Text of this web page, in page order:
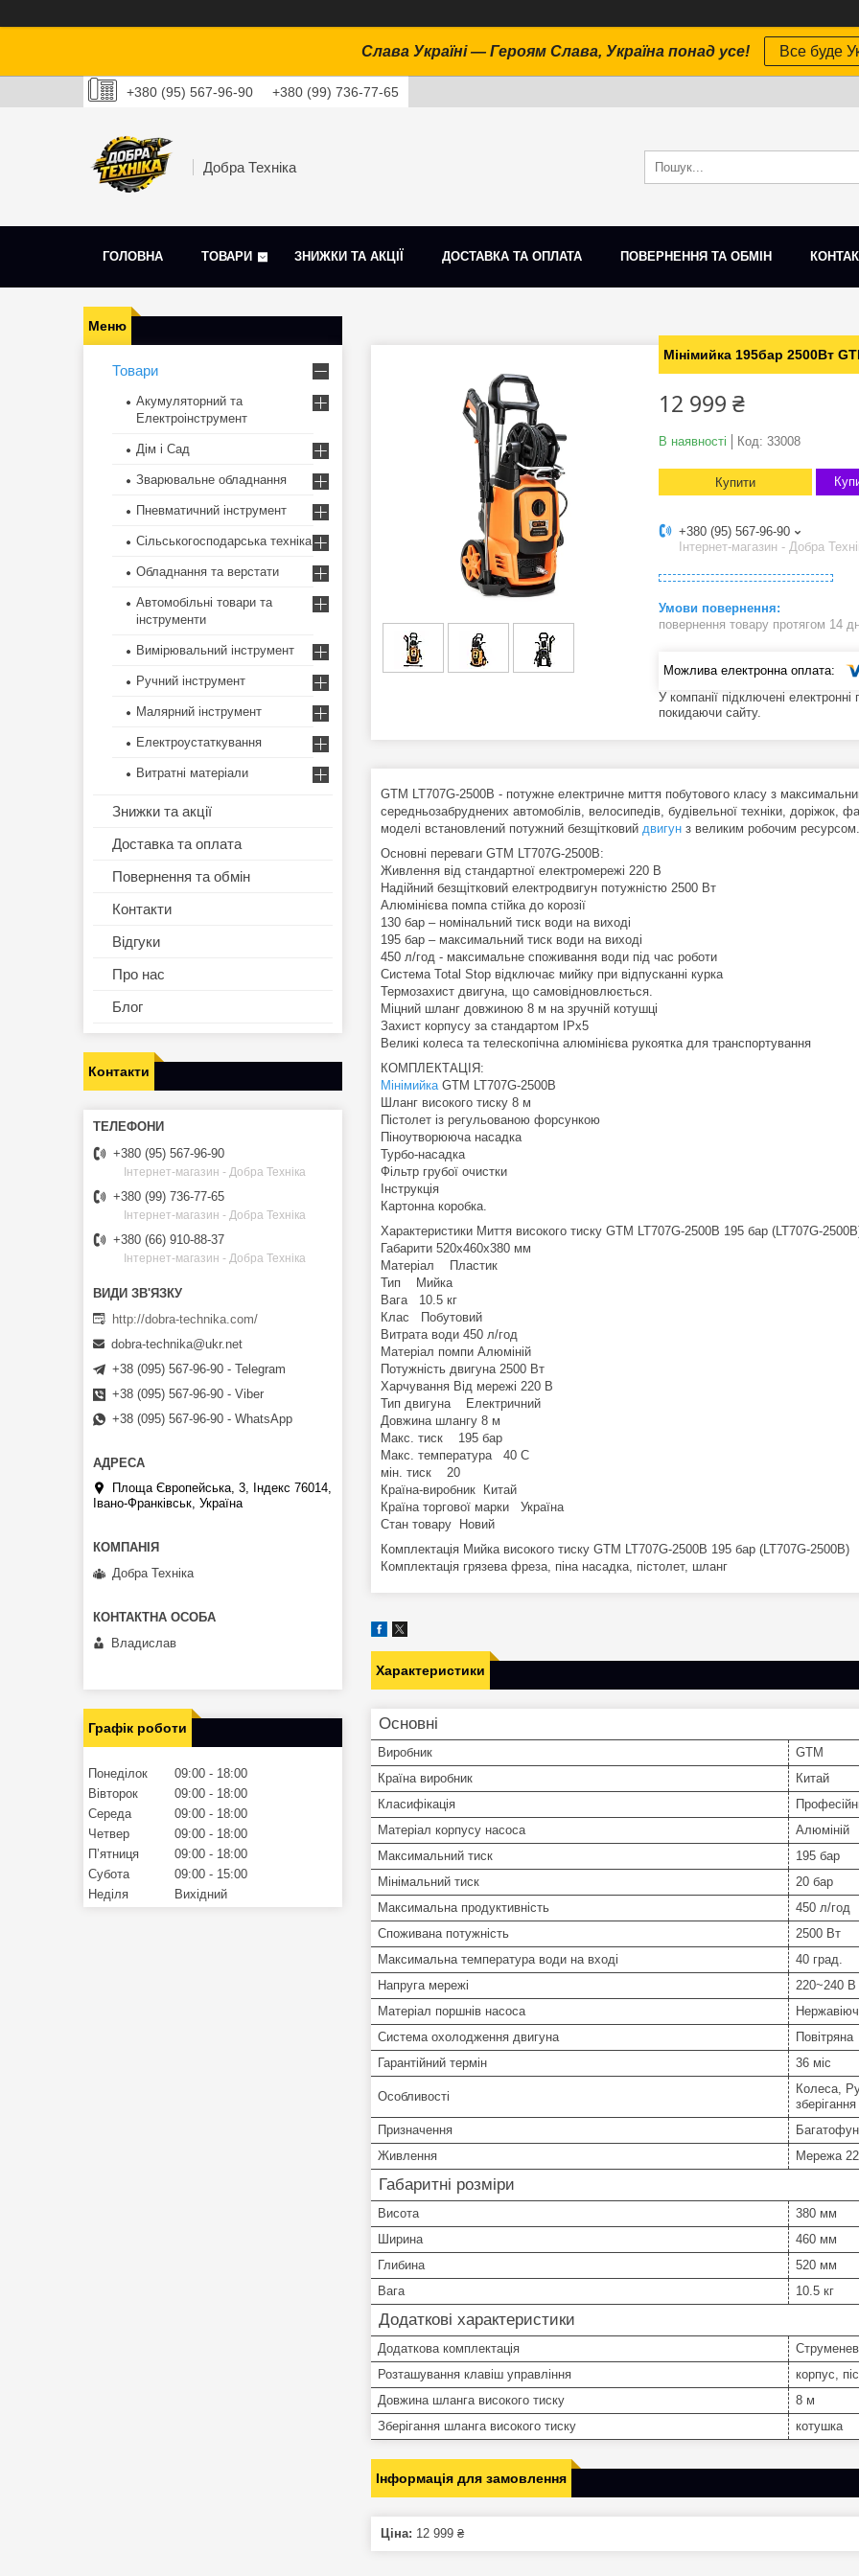
Слава Україні — Героям Слава, Україна понад усе! Все буде
+380 (95) 567-96-90 +380 (99) 736-77-65
Добра Техніка
ГОЛОВНА ТОВАРИ ЗНИЖКИ ТА АКЦІЇ ДОСТАВКА ТА ОПЛАТА ПОВЕРНЕННЯ ТА ОБМІН
Мінімийка 195бар 2500Вт
12 999 ₴
В наявності Код: 33008
Купити
+380 (95) 567-96-90
Інтернет-магазин - Добра
повернення товару протягом 14
У компанії підключені
покидаючи сайту.
GTM LT707G-2500B - потужне електричне миття побутового класу з
середньозабруднених автомобілів, велосипедів, будівельної техніки, доріжок,
моделі встановлений потужний безщітковий двигун з великим робочим ресурсом.
Основні переваги GTM LT707G-2500B:
Живлення від стандартної електромережі 220 В
Надійний безщітковий електродвигун потужністю 2500 Вт
Алюмінієва помпа стійка до корозії
130 бар – номінальний тиск води на виході
195 бар – максимальний тиск води на виході
450 л/год - максимальне споживання води під час роботи
Система Total Stop відключає мийку при відпусканні курка
Термозахист двигуна, що самовідновлюється.
Міцний шланг довжиною 8 м на зручній котушці
Захист корпусу за стандартом IPx5
Великі колеса та телескопічна алюмінієва рукоятка для транспортування
КОМПЛЕКТАЦІЯ:
Мінімийка GTM LT707G-2500B
Шланг високого тиску 8 м
Пістолет із регульованою форсункою
Піноутворююча насадка
Турбо-насадка
Фільтр грубої очистки
Інструкція
Картонна коробка.
Характеристики Миття високого тиску GTM LT707G-2500B 195 бар (LT707G-
Габарити 520x460x380 мм
Матеріал Пластик
Тип Мийка
Вага 10.5 кг
Клас Побутовий
Витрата води 450 л/год
Матеріал помпи Алюміній
Потужність двигуна 2500 Вт
Харчування Від мережі 220 В
Тип двигуна Електричний
Довжина шлангу 8 м
Макс. тиск 195 бар
Макс. температура 40 C
мін. тиск 20
Країна-виробник Китай
Країна торгової марки Україна
Стан товару Новий
Комплектація Мийка високого тиску GTM LT707G-2500B 195 бар (LT707G-2500B)
Комплектація грязева фреза, піна насадка, пістолет, шланг
Характеристики
Основні
Виробник
GTM
Країна виробник
Китай
Класифікація
Матеріал корпусу насоса
Алюміній
Максимальний тиск
195 бар
Мінімальний тиск
20 бар
Максимальна продуктивність
450 л/год
Споживана потужність
2500 Вт
Максимальна температура води на вході
40 град.
Напруга мережі
220~240 В
Матеріал поршнів насоса
Система охолодження двигуна
Повітряна
Гарантійний термін
36 міс
Особливості
Колеса,
Призначення
Живлення
Мережа
Габаритні розміри
Висота
380 мм
Ширина
460 мм
Глибина
520 мм
Вага
10.5 кг
Додаткові характеристики
Додаткова комплектація
Розташування клавіш управління
корпус,
Довжина шланга високого тиску
8 м
Зберігання шланга високого тиску
котушка
Інформація для замовлення
Ціна: 12 999 ₴
Товари
Акумуляторний та
Електроінструмент
Дім і Сад
Зварювальне обладнання
Пневматичний інструмент
Сільськогосподарська техніка
Обладнання та верстати
Автомобільні товари та
інструменти
Вимірювальний інструмент
Ручний інструмент
Малярний інструмент
Електроустаткування
Витратні матеріали
Знижки та акції
Доставка та оплата
Повернення та обмін
Контакти
Відгуки
Про нас
Блог
Контакти
+380 (95) 567-96-90
Інтернет-магазин - Добра Техніка
+380 (99) 736-77-65
Інтернет-магазин - Добра Техніка
+380 (66) 910-88-37
Інтернет-магазин - Добра Техніка
http://dobra-technika.com/
dobra-technika@ukr.net
+38 (095) 567-96-90 - Telegram
+38 (095) 567-96-90 - Viber
+38 (095) 567-96-90 - WhatsApp
Площа Європейська, 3, Індекс 76014,
Івано-Франківськ, Україна
Добра Техніка
Владислав
Графік роботи
Понеділок 09:00
18:00
Вівторок
09:00
18:00
Середа
09:00
18:00
Четвер
09:00
18:00
Пʼятниця
09:00
18:00
Субота
09:00
15:00
Неділя
Вихідний